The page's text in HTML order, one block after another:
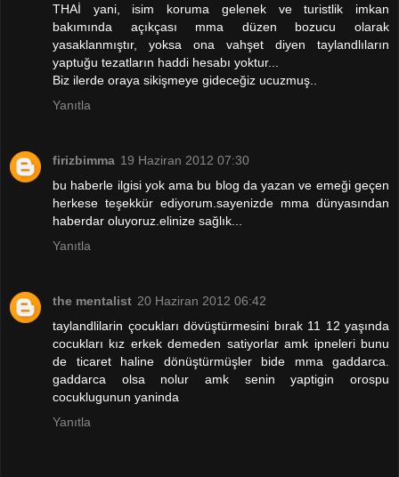
THAİ yani, isim koruma gelenek ve turistlik imkan
bakımında açıkçası mma düzen bozucu olarak
yasaklanmıştır, yoksa ona vahşet diyen taylandlıların
yaptuğu tezatların haddi hesabı yoktur...
Biz ilerde oraya sikişmeye gideceğiz ucuzmuş..
Yanıtla
firizbimma 19 Haziran 2012 07:30
bu haberle ilgisi yok ama bu blog da yazan ve emeği geçen
herkese teşekkür ediyorum.sayenizde mma dünyasından
haberdar oluyoruz.elinize sağlık...
Yanıtla
the mentalist 20 Haziran 2012 06:42
taylandlilarin çocukları dövüştürmesini bırak 11 12 yaşında
cocukları kız erkek demeden satiyorlar amk ipneleri bunu
de ticaret haline dönüştürmüşler bide mma gaddarca.
gaddarca olsa nolur amk senin yaptigin orospu
cocuklugunun yaninda
Yanıtla